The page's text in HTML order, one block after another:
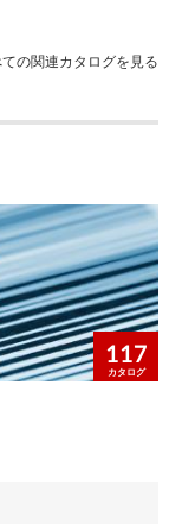
の関連カタログを見る
117
カタログ